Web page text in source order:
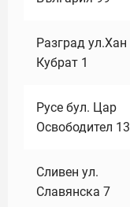
Разград ул.Хан
Кубрат 1
Русе бул. Цар
Освободител 13
Сливен ул.
Славянска 7